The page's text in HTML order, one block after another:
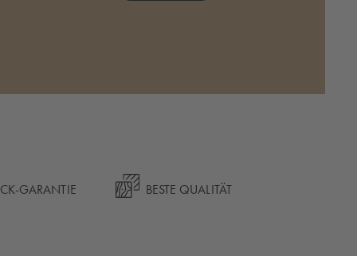
GARANTIE BESTE QUALITÄT